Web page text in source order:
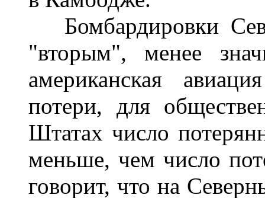
Бомбардировки
"вторым", менее
американская
потери, для
Штатах число
меньше, чем число
говорит, что на